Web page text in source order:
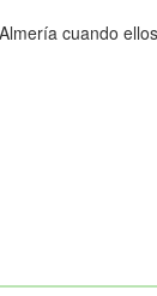
cuando